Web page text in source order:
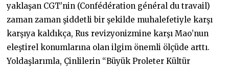
yaklaşan CGT’nin (Confédération général du travail)
zaman zaman şiddetli bir şekilde muhalefetiyle karşı
karşıya kaldıkça, Rus revizyonizmine karşı Mao’nun
eleştirel konumlarına olan ilgim önemli ölçüde arttı.
Yoldaşlarımla, Çinlilerin “Büyük Proleter Kültür